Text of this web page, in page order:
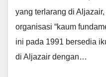
yang terlarang di
organisasi “kaum
ini pada 1991 bersedia
di Aljazair dengan…